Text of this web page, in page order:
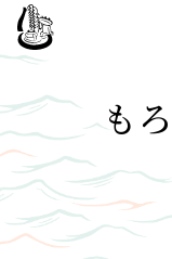
望
川
-
BOSENKANも